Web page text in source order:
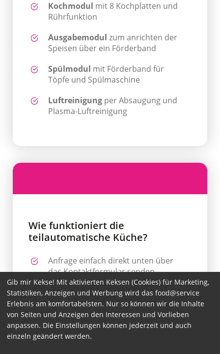
Kochmodul mit 8 Kochplatten und
Rührfunktion
Ausgabemodul zum anrichten der
Speisen über ein Förderband
Spülmodul mit Förderband für
Töpfe und Spülmaschine
Luftreinigung per Absaugung und
Plasma-Luftreinigung
Wie funktioniert die
teilautomatische Küche?
Anfrage einfach direkt unten über
das Kontaktformular senden.
Sie erhalten eine persönliche
Beratung und ein individuelles
Angebot.
Bauliche Gegebenheiten werden
Gib mir Kekse! Mit aktivierten Keksen (Cookies) für Marketing,
Statistiken, Anzeigen und Werbung wird das food@service
Erlebnis am komfortabelsten. Nur so können wir die Inhalte
von Seiten und Anzeigen den Interessen und Vorlieben
anpassen. Die Einstellungen können jederzeit und auch
einzeln geändert werden.